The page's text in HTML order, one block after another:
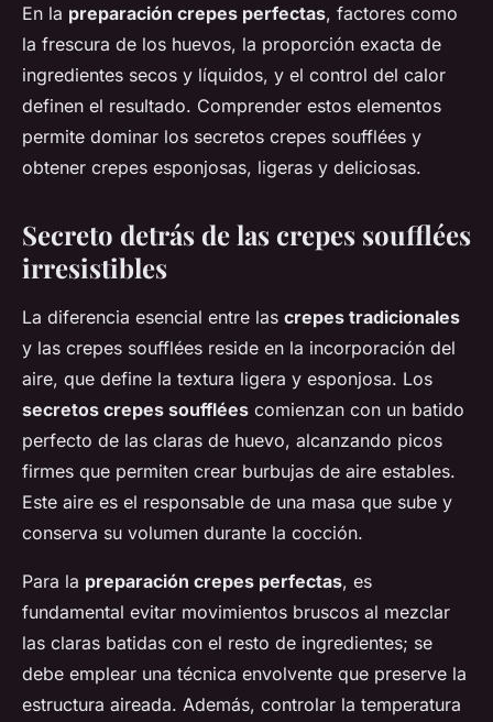
En la preparación crepes perfectas, factores como
la frescura de los huevos, la proporción exacta de
ingredientes secos y líquidos, y el control del calor
definen el resultado. Comprender estos elementos
permite dominar los secretos crepes soufflées y
obtener crepes esponjosas, ligeras y deliciosas.
Secreto detrás de las crepes soufflées
irresistibles
La diferencia esencial entre las crepes tradicionales
y las crepes soufflées reside en la incorporación del
aire, que define la textura ligera y esponjosa. Los
secretos crepes soufflées comienzan con un batido
perfecto de las claras de huevo, alcanzando picos
firmes que permiten crear burbujas de aire estables.
Este aire es el responsable de una masa que sube y
conserva su volumen durante la cocción.
Para la preparación crepes perfectas, es
fundamental evitar movimientos bruscos al mezclar
las claras batidas con el resto de ingredientes; se
debe emplear una técnica envolvente que preserve la
estructura aireada. Además, controlar la temperatura